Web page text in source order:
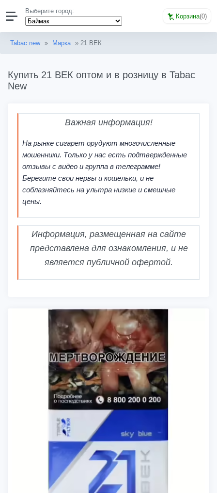
Выберите город:
Корзина(0)
Tabac new » Марка » 21 ВЕК
Купить 21 ВЕК оптом и в розницу в Tabac
New
Важная информация!
На рынке сигарет орудуют многочисленные
мошенники. Только у нас есть подтвержденные
отзывы с видео и группа в телеграмме!
Берегите свои нервы и кошельки, и не
соблазняйтесь на ультра низкие и смешные
цены.
Информация, размещенная на сайте
представлена для ознакомления, и не
является публичной офертой.